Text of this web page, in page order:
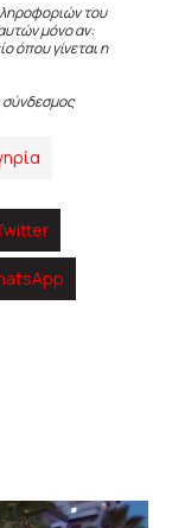
του
μόνο αν:
όπου γίνεται η
σύνδεσμος